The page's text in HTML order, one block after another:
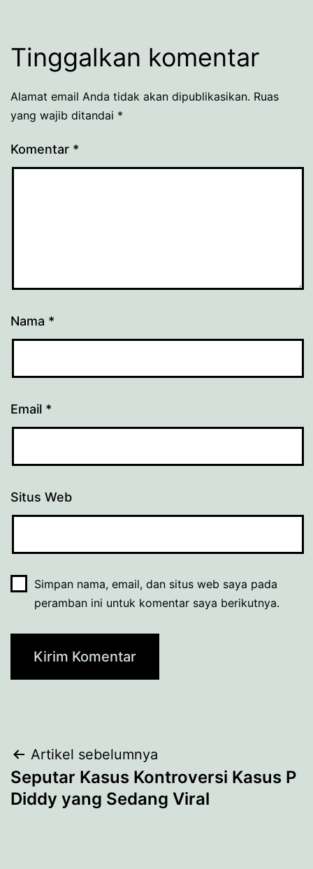
Tinggalkan komentar
Alamat email Anda tidak akan dipublikasikan. Ruas
yang wajib ditandai *
Komentar *
Nama *
Email *
Situs Web
Simpan nama, email, dan situs web saya pada
peramban ini untuk komentar saya berikutnya.
Navigasi
pos
Artikel sebelumnya
Seputar Kasus Kontroversi Kasus P
Diddy yang Sedang Viral